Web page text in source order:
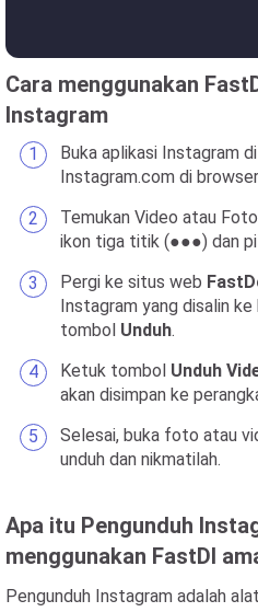
Cara menggunakan
Instagram
Buka aplikasi Instagram
Instagram.com di
Temukan Video atau
ikon tiga titik (●●●) dan
Pergi ke situs web
Instagram yang disalin
tombol Unduh.
Ketuk tombol Unduh
akan disimpan ke
Selesai, buka foto atau
unduh dan nikmatilah.
Apa itu Pengunduh
menggunakan FastDl
Pengunduh Instagram adalah